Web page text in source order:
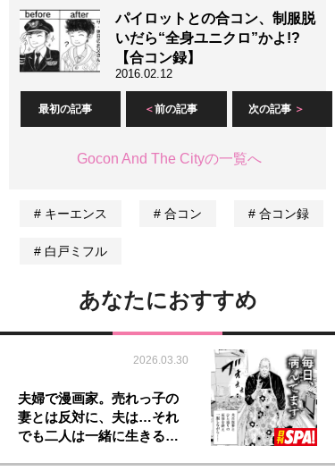
パイロットとの合コン、制服脱
いだら“全身ユニクロ”かよ!?
【合コン録】
2016.02.12
最初の記事 前の記事 次の記事
Gocon And The Cityの一覧へ
キーエンス 合コン 合コン録
白戸ミフル
あなたにおすすめ
2026.03.30
夫婦で漫画家。売れっ子の
妻とは反対に、夫は…それ
でも二人は一緒に生きる…